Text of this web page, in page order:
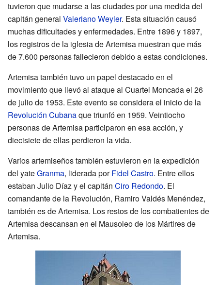
tuvieron que mudarse a las ciudades por una medida del
capitán general Valeriano Weyler. Esta situación causó
muchas dificultades y enfermedades. Entre 1896 y 1897,
los registros de la iglesia de Artemisa muestran que más
de 7.600 personas fallecieron debido a estas condiciones.
Artemisa también tuvo un papel destacado en el
movimiento que llevó al ataque al Cuartel Moncada el 26
de julio de 1953. Este evento se considera el inicio de la
Revolución Cubanaque triunfó en 1959. Veintiocho
personas de Artemisa participaron en esa acción, y
diecisiete de ellas perdieron la vida.
Varios artemiseños también estuvieron en la expedición
del yateGranma, liderada porFidel Castro. Entre ellos
estaban Julio Díaz y el capitán Ciro Redondo. El
comandante de la Revolución, Ramiro Valdés Menéndez,
también es de Artemisa. Los restos de los combatientes de
Artemisa descansan en el Mausoleo de los Mártires de
Artemisa.